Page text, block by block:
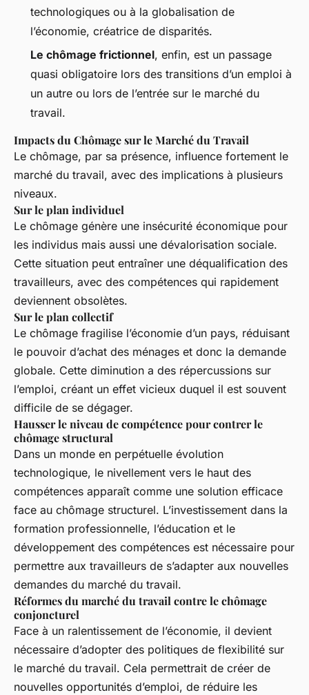
technologiques ou à la globalisation de
l’économie, créatrice de disparités.
Le chômage frictionnel, enfin, est un passage
quasi obligatoire lors des transitions d’un emploi à
un autre ou lors de l’entrée sur le marché du
travail.
Impacts du Chômage sur le Marché du Travail
Le chômage, par sa présence, influence fortement le
marché du travail, avec des implications à plusieurs
niveaux.
Sur le plan individuel
Le chômage génère une insécurité économique pour
les individus mais aussi une dévalorisation sociale.
Cette situation peut entraîner une déqualification des
travailleurs, avec des compétences qui rapidement
deviennent obsolètes.
Sur le plan collectif
Le chômage fragilise l’économie d’un pays, réduisant
le pouvoir d’achat des ménages et donc la demande
globale. Cette diminution a des répercussions sur
l’emploi, créant un effet vicieux duquel il est souvent
difficile de se dégager.
Hausser le niveau de compétence pour contrer le
chômage structural
Dans un monde en perpétuelle évolution
technologique, le nivellement vers le haut des
compétences apparaît comme une solution efficace
face au chômage structurel. L’investissement dans la
formation professionnelle, l’éducation et le
développement des compétences est nécessaire pour
permettre aux travailleurs de s’adapter aux nouvelles
demandes du marché du travail.
Réformes du marché du travail contre le chômage
conjoncturel
Face à un ralentissement de l’économie, il devient
nécessaire d’adopter des politiques de flexibilité sur
le marché du travail. Cela permettrait de créer de
nouvelles opportunités d’emploi, de réduire les